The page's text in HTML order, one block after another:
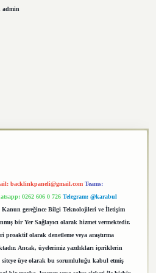
admin
backlinkpaneli@gmail.com Teams:
0262 606 0 726 Telegram: @karabul
Kanun gereğince Bilgi Teknolojileri ve İletişim
bir Yer Sağlayıcı olarak hizmet vermektedir.
proaktif olarak denetleme veya araştırma
Ancak, üyelerimiz yazdıkları içeriklerin
üye olarak bu sorumluluğu kabul etmiş